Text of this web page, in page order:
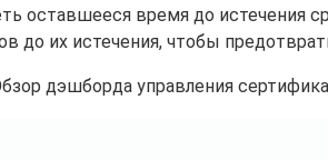
оставшееся время до истечения
до их истечения, чтобы
дэшборда управления